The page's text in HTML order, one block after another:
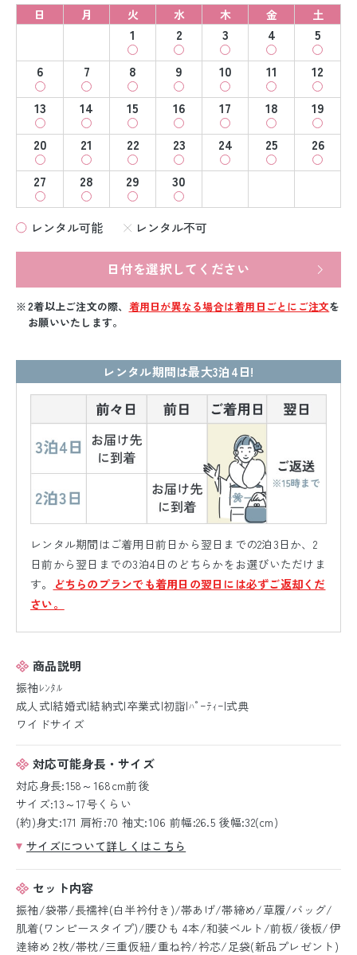
日 月 火 水 木 金 土
1 2 3 4
5
6
7 8 9 10 11
12
13
14 15 16 17 18
19
20
21 22 23 24 25
26
27
28 29 30
レンタル可能 レンタル不可
日付を選択してください
2着以上ご注文の際、 着用日が異なる場合は着用日ごとにご注文を
お願いいたします。
レンタル期間は最大3泊4日!
レンタル期間はご着用日前日から翌日までの2泊3日か、2
日前から翌日までの3泊4日のどちらかをお選びいただけま
す。
どちらのプランでも着用日の翌日には必ずご返却くだ
さい。
商品説明
振袖ﾚﾝﾀﾙ
成人式|結婚式|結納式|卒業式|初詣|ﾊﾟｰﾃｨｰ|式典
ワイドサイズ
対応可能身長・サイズ
対応身長:158～168cm前後
サイズ:13～17号くらい
(約)身丈:171 肩裄:70 袖丈:106 前幅:26.5 後幅:32(cm)
サイズについて詳しくはこちら
セット内容
振袖/袋帯/長襦袢(白半衿付き)/帯あげ/帯締め/草履/バッグ/
肌着(ワンピースタイプ)/腰ひも 4本/和装ベルト/前板/後板/伊
逹締め 2枚/帯枕/三重仮紐/重ね衿/衿芯/足袋(新品プレゼント)